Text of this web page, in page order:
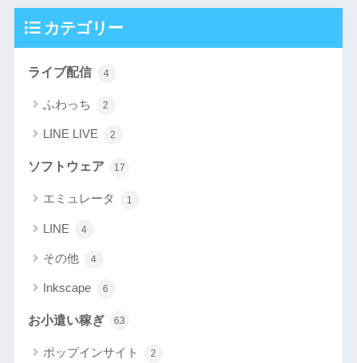
カテゴリー
ライブ配信 4
ふわっち 2
LINE LIVE 2
ソフトウェア 17
エミュレータ 1
LINE 4
その他 4
Inkscape 6
お小遣い稼ぎ 63
ポップインサイト 2